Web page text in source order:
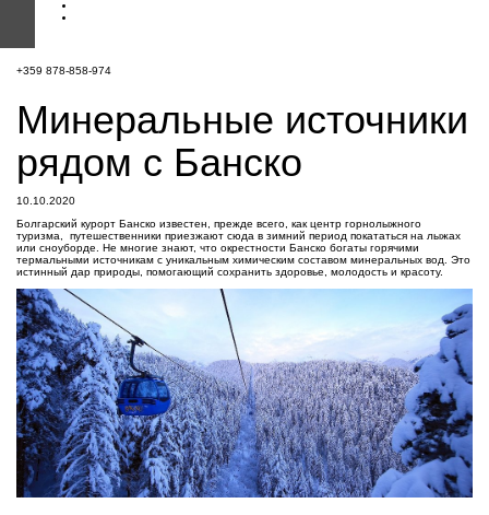
+359 878-858-974
Минеральные источники
рядом с Банско
10.10.2020
Болгарский курорт Банско известен, прежде всего, как центр горнолыжного
туризма, путешественники приезжают сюда в зимний период покататься на лыжах
или сноуборде. Не многие знают, что окрестности Банско богаты горячими
термальными источникам с уникальным химическим составом минеральных вод. Это
истинный дар природы, помогающий сохранить здоровье, молодость и красоту.